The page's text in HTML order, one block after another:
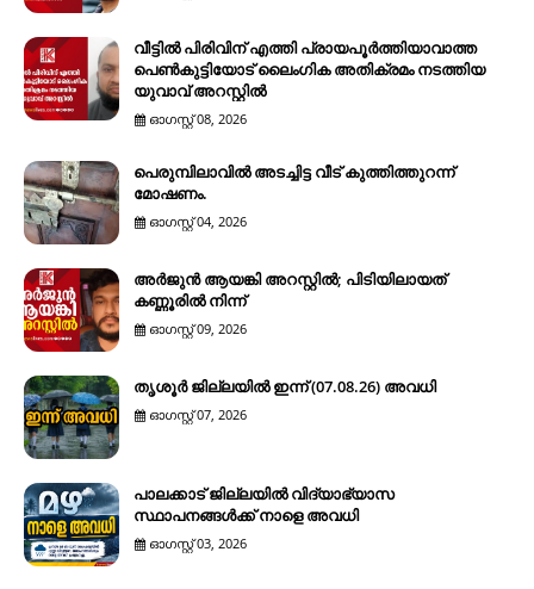
വീട്ടിൽ പിരിവിന് എത്തി പ്രായപൂർത്തിയാവാത്ത
പെൺകുട്ടിയോട് ലൈംഗിക അതിക്രമം നടത്തിയ
യുവാവ് അറസ്റ്റിൽ
ഓഗസ്റ്റ് 08, 2026
പെരുമ്പിലാവിൽ അടച്ചിട്ട വീട് കുത്തിത്തുറന്ന്
മോഷണം.
ഓഗസ്റ്റ് 04, 2026
അർജുൻ ആയങ്കി അറസ്റ്റിൽ; പിടിയിലായത്
കണ്ണൂരിൽ നിന്ന്
ഓഗസ്റ്റ് 09, 2026
തൃശൂർ ജില്ലയിൽ ഇന്ന് (07.08.26) അവധി
ഓഗസ്റ്റ് 07, 2026
പാലക്കാട് ജില്ലയിൽ വിദ്യാഭ്യാസ
സ്ഥാപനങ്ങൾക്ക് നാളെ അവധി
ഓഗസ്റ്റ് 03, 2026